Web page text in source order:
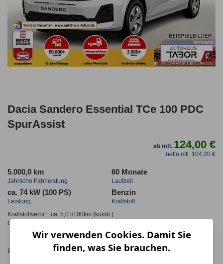
Dacia Sandero Essential TCe 100 PDC
SpurAssist
ab mtl. 124,00 €
netto mtl. 104,20 €
5.000,0 km
Jahrliche Fahrleistung
60 Monate
Laufzeit
ca. 74 kW (100 PS)
Leistung
Benzin
Kraftstoff
Kraftstoffverbr.¹: ca. 5,0 l/100km(komb.)
CO
Effizienzklasse:
CO₂-
D (KOMB.)
Wir verwenden Cookies. Damit Sie
finden, was Sie brauchen.